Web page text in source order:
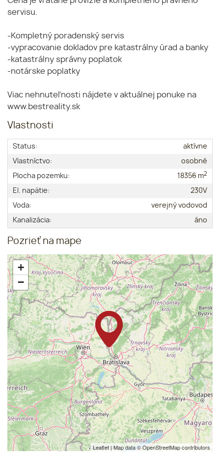
servisu.
-Kompletný poradenský servis
-vypracovanie dokladov pre katastrálny úrad a banky
-katastrálny správny poplatok
-notárske poplatky
Viac nehnuteľnosti nájdete v aktuálnej ponuke na
www.bestreality.sk
Vlastnosti
Status:
aktívne
Vlastníctvo:
osobné
Plocha pozemku:
18356 m2
El. napätie:
230V
Voda:
verejný vodovod
Kanalizácia:
áno
Pozrieť na mape
+
−
Leaflet| Map data ©OpenStreetMapcontributors